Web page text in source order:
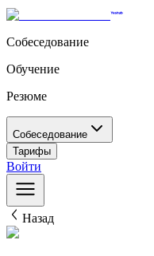
Собеседование
Обучение
Резюме
Собеседование
Тарифы
Войти
Назад